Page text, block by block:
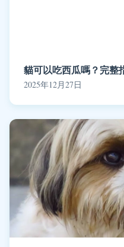
貓可以吃西瓜嗎？完整
2025年12月27日